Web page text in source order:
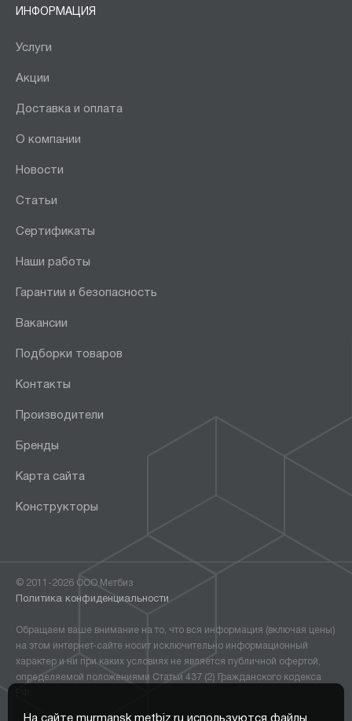
На сайте murmansk.metbiz.ru используются файлы
ИНФОРМАЦИЯ
Услуги
Акции
Доставка и оплата
О компании
Новости
Статьи
Сертификаты
Наши работы
Гарантии и безопасность
Вакансии
Подборки товаров
Контакты
Производители
Бренды
Карта сайта
Конструкторы
© 2011-2026 ООО Метбиз
Политика конфиденциальности
Обращаем ваше внимание на то, что вся информация (включая цены)
на этом интернет-сайте носит исключительно информационный
характер и ни при каких условиях не является публичной офертой,
определяемой положениями Статьи 437 (2) Гражданского кодекса